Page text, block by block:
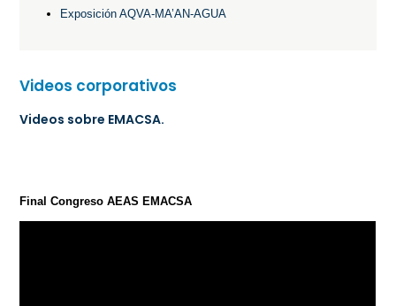
Exposición AQVA-MA’AN-AGUA
Videos corporativos
Videos sobre EMACSA.
Final Congreso AEAS EMACSA